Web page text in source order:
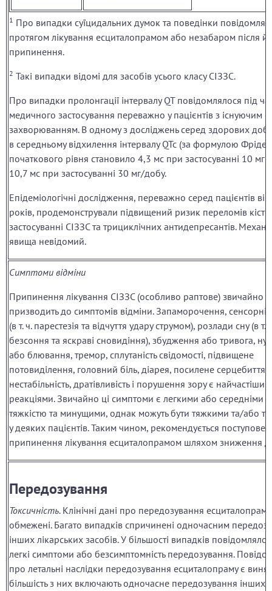
1 Про випадки суїцидальних думок та поведінки
протягом лікування есциталопрамом або незабаром після
припинення.
2 Такі випадки відомі для засобів усього класу СІЗЗС.
Про випадки пролонгації інтервалу QT повідомлялося під
медичного застосування переважно у пацієнтів з існуючим
захворюванням. В одному з досліджень серед здорових
в середньому відхилення інтервалу QTc (за формулою
початкового рівня становило 4,3 мс при застосуванні 10 мг
10,7 мс при застосуванні 30 мг/добу.
Епідеміологічні дослідження, переважно серед пацієнтів
років, продемонстрували підвищений ризик переломів
застосуванні СІЗЗС та трициклічних антидепресантів.
явища невідомий.
Симптоми відміни
Припинення лікування СІЗЗС (особливо раптове) звичайно
призводить до симптомів відміни. Запаморочення, сенсорні
(в т. ч. парестезія та відчуття удару струмом), розлади сну (в т.
безсоння та яскраві сновидіння), збудження або тривога,
або блювання, тремор, сплутаність свідомості, підвищене
потовиділення, головний біль, діарея, посилене серцебиття,
нестабільність, дратівливість і порушення зору є
реакціями. Звичайно ці симптоми є легкими або середніми
тяжкістю та минущими, однак можуть бути тяжкими та/або
у деяких пацієнтів. Таким чином, рекомендується поступове
припинення лікування есциталопрамом шляхом зниження
Передозування
Токсичність. Клінічні дані про передозування есциталопраму
обмежені. Багато випадків спричинені одночасним
інших лікарських засобів. У більшості випадків
легкі симптоми або безсимптомність передозування.
про летальні наслідки передозування есциталопраму є
більшість з них включають одночасне передозування інших